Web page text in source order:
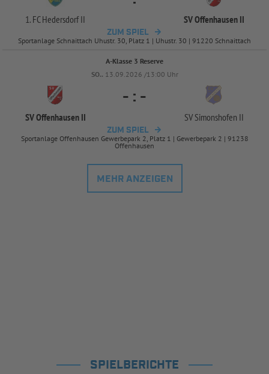
1. FC Hedersdorf II SV Offenhausen II
ZUM SPIEL
Sportanlage Schnaittach Uhustr. 30, Platz 1 | Uhustr. 30 | 91220 Schnaittach
A-Klasse 3 Reserve
SO.. 13.09.2026 /13:00 Uhr
SV Offenhausen II
- : -
SV Simonshofen II
ZUM SPIEL
Sportanlage Offenhausen Gewerbepark 2, Platz 1 | Gewerbepark 2 | 91238
Offenhausen
MEHR ANZEIGEN
SPIELBERICHTE